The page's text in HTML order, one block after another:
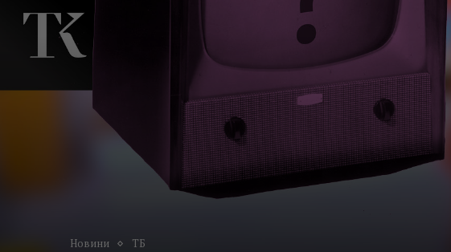
Новини ТБ